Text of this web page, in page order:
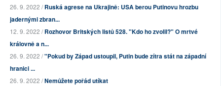
26. 9. 2022 /Ruská agrese na Ukrajině: USA berou Putinovu hrozbu
jadernými zbran...
12. 9. 2022 /Rozhovor Britských listů 528. "Kdo ho zvolil?" O mrtvé
královně a n...
26. 9. 2022 /"Pokud by Západ ustoupil, Putin bude zítra stát na západní
hranici ...
26. 9. 2022 /Nemůžete pořád utíkat